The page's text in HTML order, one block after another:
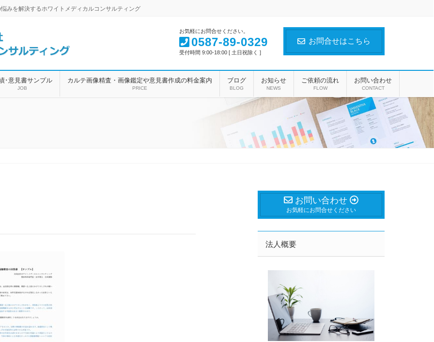
みを解決するホワイトメディカルコンサルティング
お気軽にお問合せください。
0587-89-0329
受付時間 9:00-18:00 [ 土日祝除く ]
お問合せはこちら
･意見書サンプル
JOB
カルテ画像精査・画像鑑定や意見書作成の料金案内
PRICE
ブログ
BLOG
お知らせ
NEWS
ご依頼の流れ
FLOW
お問い合わせ
CONTACT
お問い合わせ
お気軽にお問合せください
法人概要